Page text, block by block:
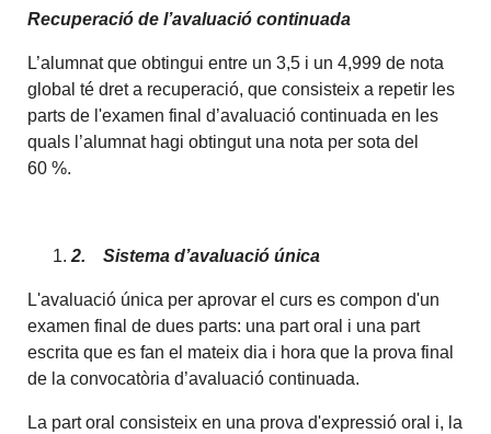
Recuperació de l’avaluació continuada
L’alumnat que obtingui entre un 3,5 i un 4,999 de nota
global té dret a recuperació, que consisteix a repetir les
parts de l'examen final d’avaluació continuada en les
quals l’alumnat hagi obtingut una nota per sota del
60 %.
2.Sistema d’avaluació única
L'avaluació única per aprovar el curs es compon d'un
examen final de dues parts: una part oral i una part
escrita que es fan el mateix dia i hora que la prova final
de la convocatòria d’avaluació continuada.
La part oral consisteix en una prova d'expressió oral i, la